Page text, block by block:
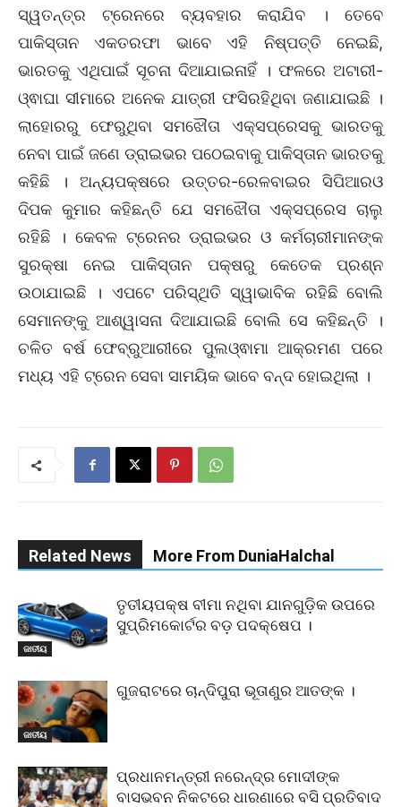
ସ୍ୱତନ୍ତ୍ର ଟ୍ରେନରେ ବ୍ୟବହାର କରାଯିବ । ତେବେ
ପାକିସ୍ତାନ ଏକତରଫା ଭାବେ ଏହି ନିଷ୍ପତ୍ତି ନେଇଛି,
ଭାରତକୁ ଏଥିପାଇଁ ସୂଚନା ଦିଆଯାଇନାହିଁ । ଫଳରେ ଅଟାରୀ-
ଓ୍ଵାଘା ସୀମାରେ ଅନେକ ଯାତ୍ରୀ ଫସିରହିଥିବା ଜଣାଯାଇଛି ।
ଲାହୋରରୁ ଫେରୁଥିବା ସମଝୌତା ଏକ୍ସପ୍ରେସକୁ ଭାରତକୁ
ନେବା ପାଇଁ ଜଣେ ଡ୍ରାଇଭର ପଠେଇବାକୁ ପାକିସ୍ତାନ ଭାରତକୁ
କହିଛି । ଅନ୍ୟପକ୍ଷରେ ଉତ୍ତର-ରେଳବାଇର ସିପିଆରଓ
ଦିପକ କୁମାର କହିଛନ୍ତି ଯେ ସମଝୌତା ଏକ୍ସପ୍ରେସ ଚାଲୁ
ରହିଛି । କେବଳ ଟ୍ରେନର ଡ୍ରାଇଭର ଓ କର୍ମଚାରୀମାନଙ୍କ
ସୁରକ୍ଷା ନେଇ ପାକିସ୍ତାନ ପକ୍ଷରୁ କେତେକ ପ୍ରଶ୍ନ
ଉଠାଯାଇଛି । ଏପଟେ ପରିସ୍ଥିତି ସ୍ୱାଭାବିକ ରହିଛି ବୋଲି
ସେମାନଙ୍କୁ ଆଶ୍ୱାସନା ଦିଆଯାଇଛି ବୋଲି ସେ କହିଛନ୍ତି ।
ଚଳିତ ବର୍ଷ ଫେବ୍ରୁଆରୀରେ ପୁଲଓ୍ଵାମା ଆକ୍ରମଣ ପରେ
ମଧ୍ୟ ଏହି ଟ୍ରେନ ସେବା ସାମୟିକ ଭାବେ ବନ୍ଦ ହୋଇଥିଲା ।
Related News More From DuniaHalchal
ଜାତୀୟ
ତୃତୀୟପକ୍ଷ ବୀମା ନଥିବା ଯାନଗୁଡ଼ିକ ଉପରେ
ସୁପ୍ରିମକୋର୍ଟର ବଡ଼ ପଦକ୍ଷେପ ।
ଜାତୀୟ
ଗୁଜରାଟରେ ଚାନ୍ଦିପୁରା ଭୂତାଣୁର ଆତଙ୍କ ।
ପ୍ରଧାନମନ୍ତ୍ରୀ ନରେନ୍ଦ୍ର ମୋଦୀଙ୍କ
ବାସଭବନ ନିକଟରେ ଧାରଣାରେ ବସି ପ୍ରତିବାଦ